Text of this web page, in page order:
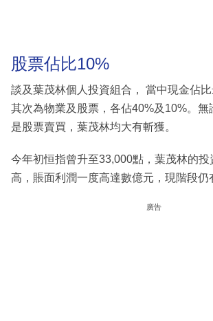
股票佔比10%
談及葉茂林個人投資組合， 當中現金佔比
其次為物業及股票，各佔40%及10%。無
是股票賣買，葉茂林均大有斬獲。
今年初恒指曾升至33,000點，葉茂林的
高，賬面利潤一度高達數億元，現階段仍
廣告